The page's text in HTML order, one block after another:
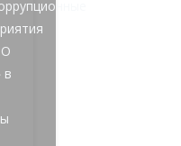
в